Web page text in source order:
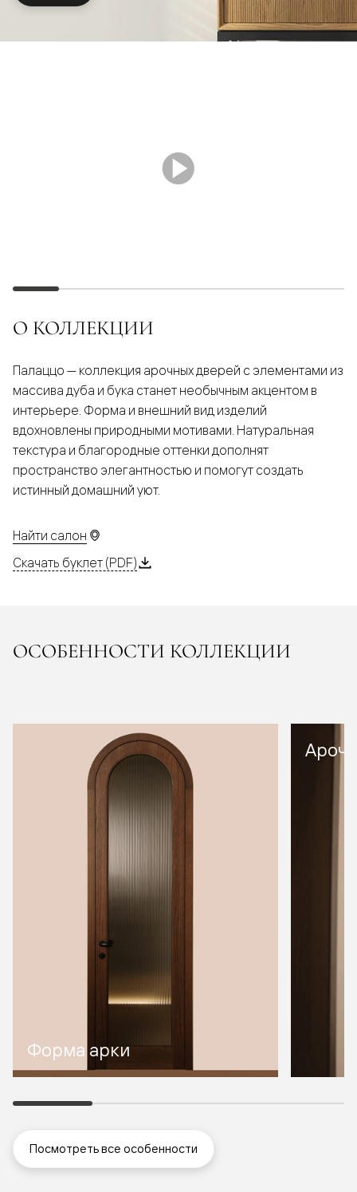
О КОЛЛЕКЦИИ
Палаццо — коллекция арочных дверей с элементами из
массива дуба и бука станет необычным акцентом в
интерьере. Форма и внешний вид изделий
вдохновлены природными мотивами. Натуральная
текстура и благородные оттенки дополнят
пространство элегантностью и помогут создать
истинный домашний уют.
Найти салон
Скачать буклет (PDF)
ОСОБЕННОСТИ КОЛЛЕКЦИИ
Форма арки
Посмотреть все особенности